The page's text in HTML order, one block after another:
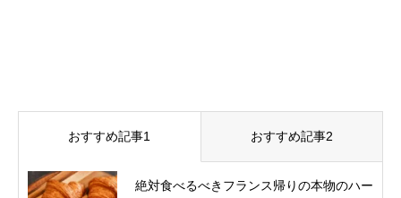
おすすめ記事1 おすすめ記事2
絶対食べるべきフランス帰りの本物のハー